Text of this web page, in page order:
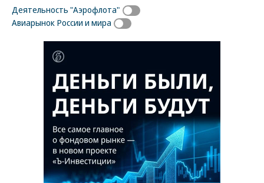
Деятельность "Аэрофлота"
Авиарынок России и мира